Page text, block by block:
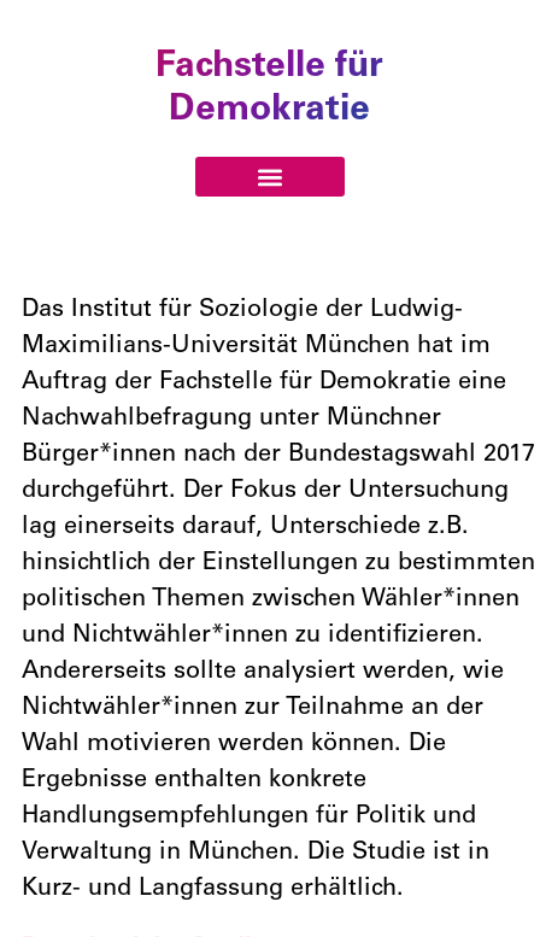
Fachstelle für
Demokratie
Das Institut für Soziologie der Ludwig-
Maximilians-Universität München hat im
Auftrag der Fachstelle für Demokratie eine
Nachwahlbefragung unter Münchner
Bürger*innen nach der Bundestagswahl 2017
durchgeführt. Der Fokus der Untersuchung
lag einerseits darauf, Unterschiede z.B.
hinsichtlich der Einstellungen zu bestimmten
politischen Themen zwischen Wähler*innen
und Nichtwähler*innen zu identifizieren.
Andererseits sollte analysiert werden, wie
Nichtwähler*innen zur Teilnahme an der
Wahl motivieren werden können. Die
Ergebnisse enthalten konkrete
Handlungsempfehlungen für Politik und
Verwaltung in München. Die Studie ist in
Kurz- und Langfassung erhältlich.